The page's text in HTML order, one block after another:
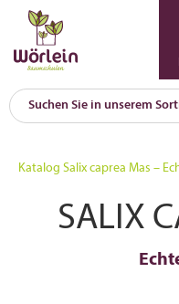
Katalog Salix caprea Mas –
SALIX